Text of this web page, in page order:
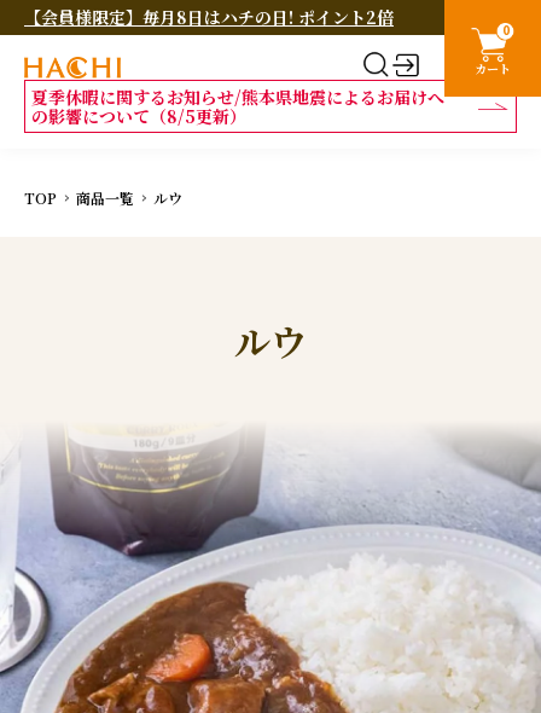
【会員様限定】毎月8日はハチの日! ポイント2倍
夏季休暇に関するお知らせ/熊本県地震によるお届けへ
の影響について（8/5更新）
0
カート
TOP 商品一覧 ルウ
ルウ